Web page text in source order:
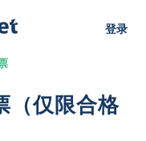
登录
（仅限合格